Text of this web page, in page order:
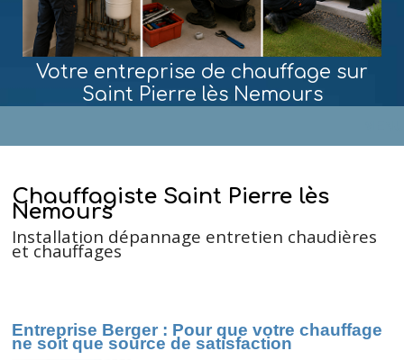
Votre entreprise de chauffage sur
Saint Pierre lès Nemours
Chauffagiste Saint Pierre lès
Nemours
Installation dépannage entretien chaudières
et chauffages
Entreprise Berger : Pour que votre chauffage
ne soit que source de satisfaction